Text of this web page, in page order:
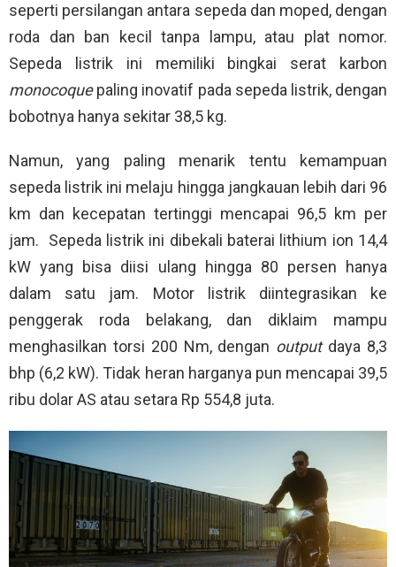
seperti persilangan antara sepeda dan moped, dengan
roda dan ban kecil tanpa lampu, atau plat nomor.
Sepeda listrik ini memiliki bingkai serat karbon
monocoquepaling inovatif pada sepeda listrik, dengan
bobotnya hanya sekitar 38,5 kg.
Namun, yang paling menarik tentu kemampuan
sepeda listrik ini melaju hingga jangkauan lebih dari 96
km dan kecepatan tertinggi mencapai 96,5 km per
jam. Sepeda listrik ini dibekali baterai lithium ion 14,4
kW yang bisa diisi ulang hingga 80 persen hanya
dalam satu jam. Motor listrik diintegrasikan ke
penggerak roda belakang, dan diklaim mampu
menghasilkan torsi 200 Nm, dengan outputdaya 8,3
bhp (6,2 kW). Tidak heran harganya pun mencapai 39,5
ribu dolar AS atau setara Rp 554,8 juta.